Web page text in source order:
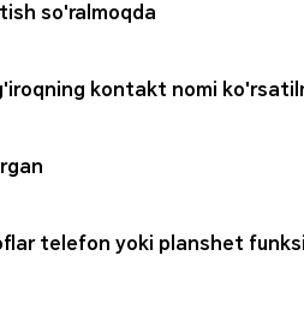
so'ralmoqda
kontakt nomi
telefon yoki planshet